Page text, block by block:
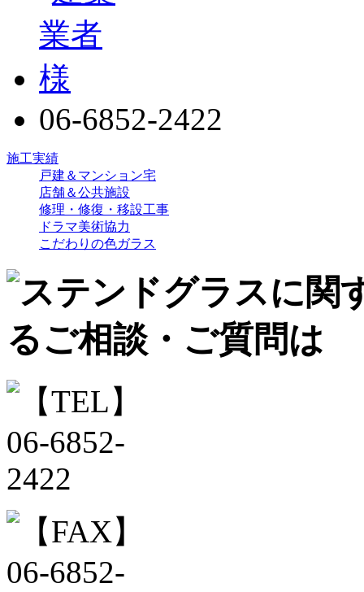
06-6852-2422
施工実績
戸建＆マンション宅
店舗＆公共施設
修理・修復・移設工事
ドラマ美術協力
こだわりの色ガラス